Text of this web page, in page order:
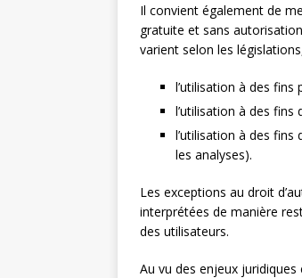
Il convient également de
gratuite et sans
varient selon les
l’utilisation à des fins
l’utilisation à des fins
l’utilisation à des
les analyses).
Les exceptions au droit
interprétées de manière
des utilisateurs.
Au vu des enjeux